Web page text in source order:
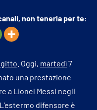
non tenerla per te:
. Oggi, martedì7
una prestazione
a Lionel Messi negli
. L’estermo difensore è